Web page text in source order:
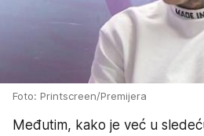
Foto: Printscreen/Premijera
Međutim, kako je već u